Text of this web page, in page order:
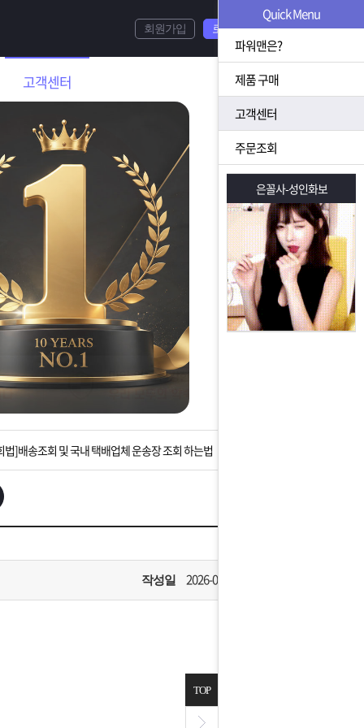
고객센터
회원가입 로그인
상황을 대비해 꼭 입금후 고객센터 연락바랍니다.
연휴 배송 및 휴무 안내
]배송조회 및 국내 택배업체 운송장 조회 하는법
고객 앱설치 가능합니다.
안내] 집 밖에 주소로 택배 받기
작성일 2026-07-01
Quick Menu
파워맨은?
제품 구매
고객센터
주문조회
은꼴사-성인화보 은꼴사-성인화보
TOP